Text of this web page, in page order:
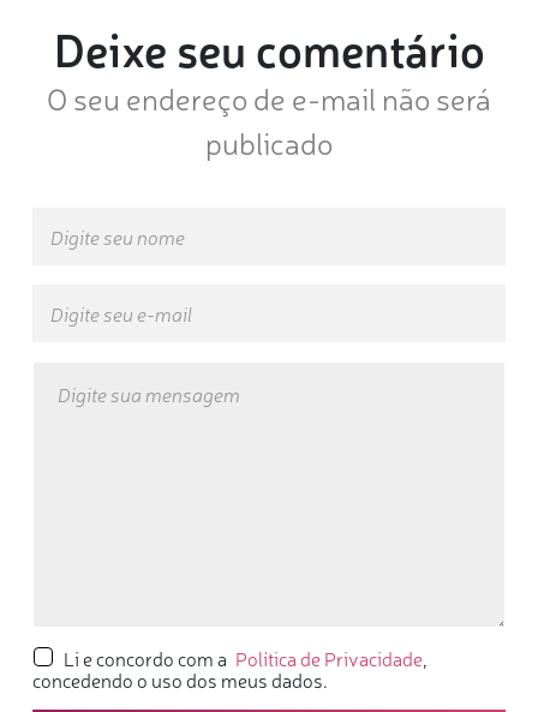
Deixe seu comentário
O seu endereço de e-mail não será
publicado
Li e concordo com a Política de Privacidade,
concedendo o uso dos meus dados.